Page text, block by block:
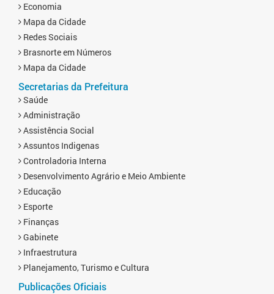
Economia
Mapa da Cidade
Redes Sociais
Brasnorte em Números
Mapa da Cidade
Secretarias da Prefeitura
Saúde
Administração
Assistência Social
Assuntos Indigenas
Controladoria Interna
Desenvolvimento Agrário e Meio Ambiente
Educação
Esporte
Finanças
Gabinete
Infraestrutura
Planejamento, Turismo e Cultura
Publicações Oficiais